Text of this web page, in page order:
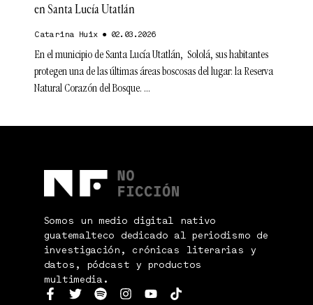
en Santa Lucía Utatlán
Catarina Huix 02.03.2026
En el municipio de Santa Lucía Utatlán, Sololá, sus habitantes
protegen una de las últimas áreas boscosas del lugar: la Reserva
Natural Corazón del Bosque.
Somos un medio digital nativo
guatemalteco dedicado al periodismo de
investigación, crónicas literarias y
datos, pódcast y productos
multimedia.